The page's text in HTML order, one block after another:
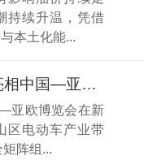
持续升温，凭借
本土化能...
锡山“电动车天团”亮相中国—亚欧博览会
亚欧博览会在新
区电动车产业带
矩阵组...